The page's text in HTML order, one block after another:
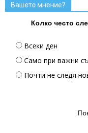
Вашето мнение?
Колко често
Всеки ден
Само при важни
Почти не следя